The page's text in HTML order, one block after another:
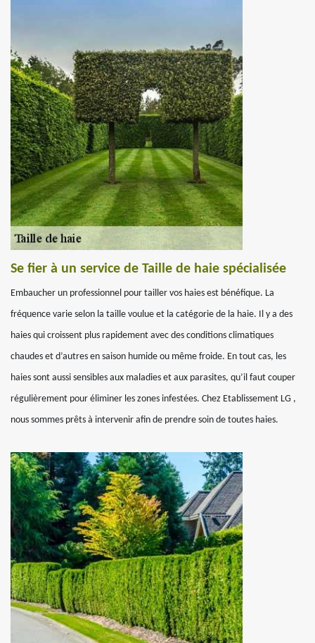
Se fier à un service de Taille de haie spécialisée
Embaucher un professionnel pour tailler vos haies est bénéfique. La
fréquence varie selon la taille voulue et la catégorie de la haie. Il y a des
haies qui croissent plus rapidement avec des conditions climatiques
chaudes et d’autres en saison humide ou même froide. En tout cas, les
haies sont aussi sensibles aux maladies et aux parasites, qu’il faut couper
régulièrement pour éliminer les zones infestées. Chez Etablissement LG ,
nous sommes prêts à intervenir afin de prendre soin de toutes haies.